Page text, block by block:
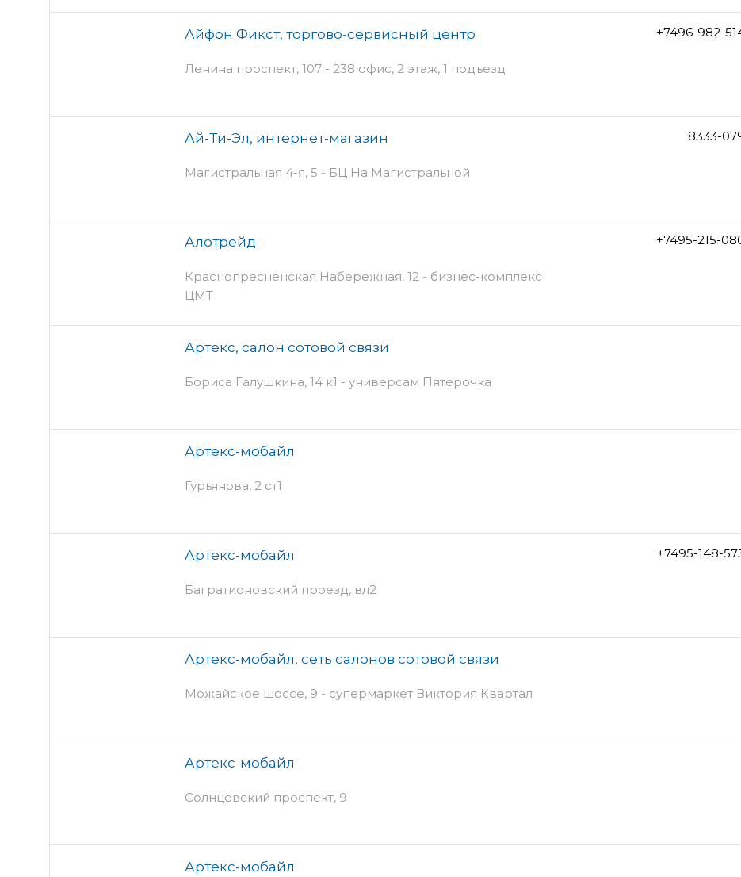
Айфон Фикст, торгово-сервисный центр
Ленина проспект, 107 - 238 офис, 2 этаж, 1 подъезд
+7496-982-
Ай-Ти-Эл, интернет-магазин
Магистральная 4-я, 5 - БЦ На Магистральной
8333-
Алотрейд
Краснопресненская Набережная, 12 - бизнес-комплекс
ЦМТ
+7495-215-
Артекс, салон сотовой связи
Бориса Галушкина, 14 к1 - универсам Пятерочка
Артекс-мобайл
Гурьянова, 2 ст1
Артекс-мобайл
Багратионовский проезд, вл2
+7495-148-
Артекс-мобайл, сеть салонов сотовой связи
Можайское шоссе, 9 - супермаркет Виктория Квартал
Артекс-мобайл
Солнцевский проспект, 9
Артекс-мобайл